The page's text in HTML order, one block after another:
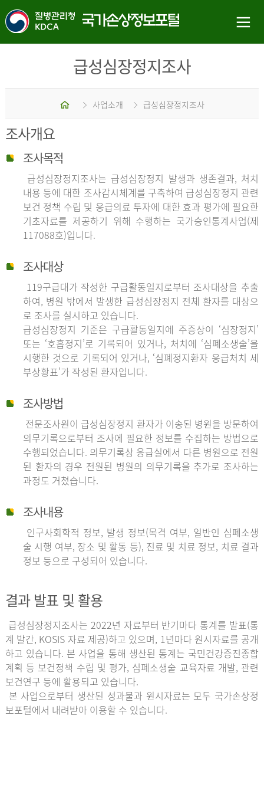
급성심장정지조사
홈 사업소개 급성심장정지조사
조사개요
조사목적
급성심장정지조사는 급성심장정지 발생과 생존결과, 처치
내용 등에 대한 조사감시체계를 구축하여 급성심장정지 관련
보건 정책 수립 및 응급의료 투자에 대한 효과 평가에 필요한
기초자료를 제공하기 위해 수행하는 국가승인통계사업(제
117088호)입니다.
조사대상
119구급대가 작성한 구급활동일지로부터 조사대상을 추출
하여, 병원 밖에서 발생한 급성심장정지 전체 환자를 대상으
로 조사를 실시하고 있습니다.
급성심장정지 기준은 구급활동일지에 주증상이 ‘심장정지’
또는 ‘호흡정지’로 기록되어 있거나, 처치에 ‘심폐소생술’을
시행한 것으로 기록되어 있거나, ‘심폐정지환자 응급처치 세
부상황표’가 작성된 환자입니다.
조사방법
전문조사원이 급성심장정지 환자가 이송된 병원을 방문하여
의무기록으로부터 조사에 필요한 정보를 수집하는 방법으로
수행되었습니다. 의무기록상 응급실에서 다른 병원으로 전원
된 환자의 경우 전원된 병원의 의무기록을 추가로 조사하는
과정도 거쳤습니다.
조사내용
인구사회학적 정보, 발생 정보(목격 여부, 일반인 심폐소생
술 시행 여부, 장소 및 활동 등), 진료 및 치료 정보, 치료 결과
정보 등으로 구성되어 있습니다.
결과 발표 및 활용
급성심장정지조사는 2022년 자료부터 반기마다 통계를 발표(통
계 발간, KOSIS 자료 제공)하고 있으며, 1년마다 원시자료를 공개
하고 있습니다. 본 사업을 통해 생산된 통계는 국민건강증진종합
계획 등 보건정책 수립 및 평가, 심폐소생술 교육자료 개발, 관련
보건연구 등에 활용되고 있습니다.
본 사업으로부터 생산된 성과물과 원시자료는 모두 국가손상정
보포털에서 내려받아 이용할 수 있습니다.